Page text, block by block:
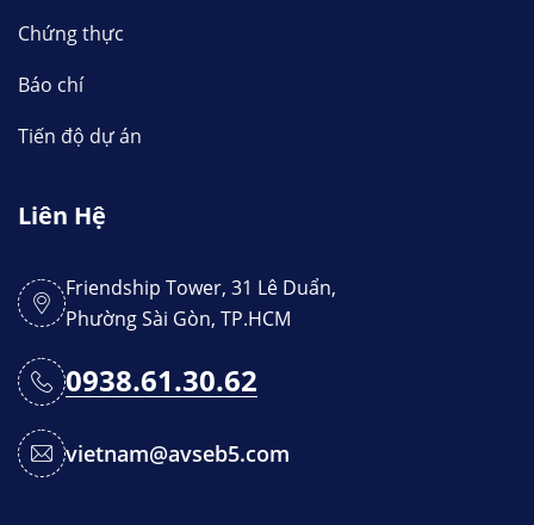
Chứng thực
Báo chí
Tiến độ dự án
Liên Hệ
Friendship Tower, 31 Lê Duẩn,
Phường Sài Gòn, TP.HCM
0938.61.30.62
vietnam@avseb5.com